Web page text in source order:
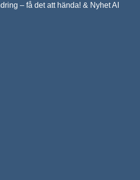
– få det att hända! & Nyhet AI